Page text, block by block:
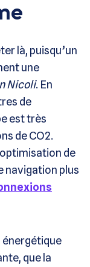
là, puisqu’un
une
Nicoli. En
de
est très
de CO2.
de
navigation plus
énergétique
que la